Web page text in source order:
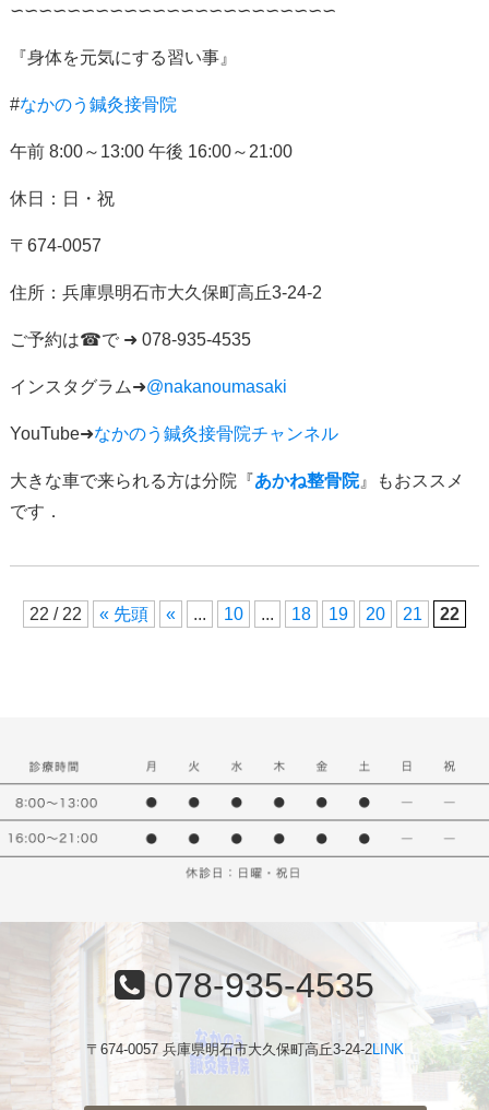
∽∽∽∽∽∽∽∽∽∽∽∽∽∽∽∽∽∽∽∽∽∽∽
『身体を元気にする習い事』
#なかのう鍼灸接骨院
午前8:00～ 13:00 午後 16:00～ 21:00
休日：日・祝
〒 674-0057
住所： 兵庫県明石市大久保町高丘3-24-2
ご予約は☎で➜ 078-935-4535
インスタグラム➜@nakanoumasaki
YouTube➜なかのう鍼灸接骨院チャンネル
大きな車で来られる方は分院『あかね整骨院』もおススメ
です．
22 / 22 « 先頭 « ... 10 ... 18 19 20 21 22
078-935-4535
〒674-0057 兵庫県明石市大久保町高丘3-24-2LINK